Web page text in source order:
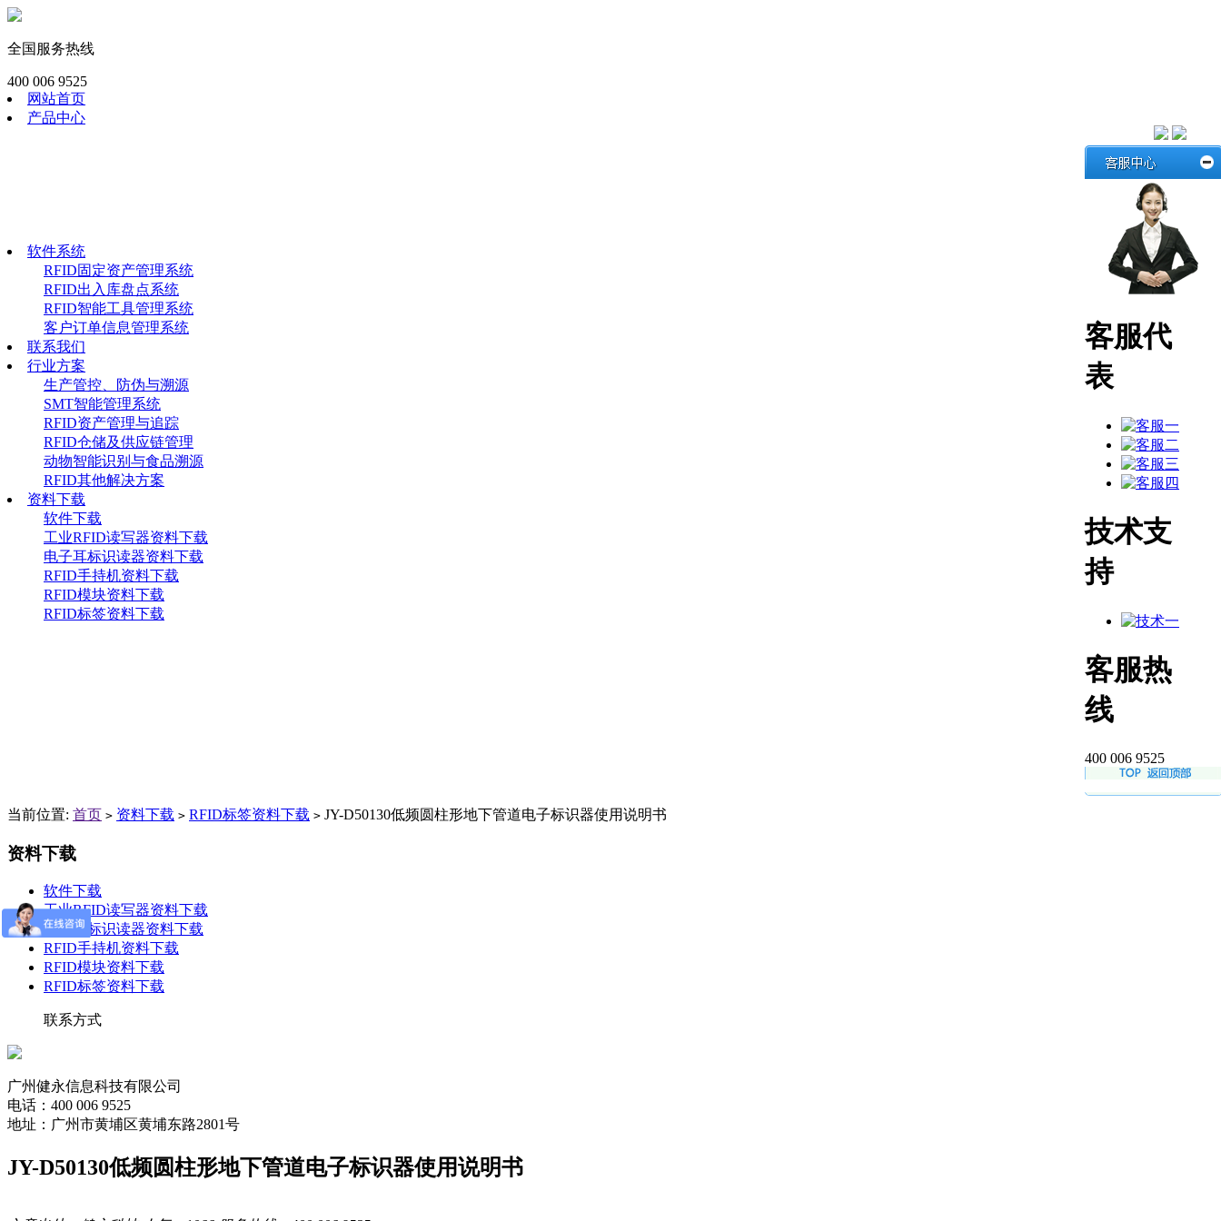
全国服务热线
400 006 9525
网站首页
产品中心
软件系统
RFID固定资产管理系统
RFID出入库盘点系统
RFID智能工具管理系统
客户订单信息管理系统
联系我们
行业方案
生产管控、防伪与溯源
SMT智能管理系统
RFID资产管理与追踪
RFID仓储及供应链管理
动物智能识别与食品溯源
RFID其他解决方案
资料下载
软件下载
工业RFID读写器资料下载
电子耳标识读器资料下载
RFID手持机资料下载
RFID模块资料下载
RFID标签资料下载
当前位置: 首页 > 资料下载 > RFID标签资料下载 > JY-D50130低频圆柱形地下管道电子标识器使用说明书
资料下载
软件下载
工业RFID读写器资料下载
电子耳标识读器资料下载
RFID手持机资料下载
RFID模块资料下载
RFID标签资料下载
联系方式
广州健永信息科技有限公司
电话：400 006 9525
地址：广州市黄埔区黄埔东路2801号
JY-D50130低频圆柱形地下管道电子标识器使用说明书
客服代
表
技术支
持
客服热
线
400 006 9525